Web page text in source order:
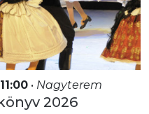
• Nagyterem
2026